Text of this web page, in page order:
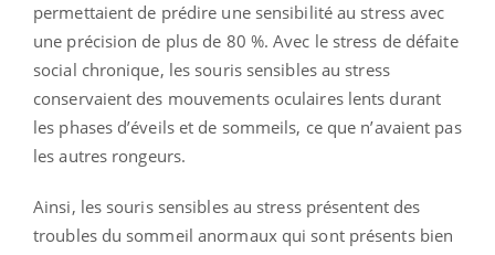
permettaient de prédire une sensibilité au stress avec
une précision de plus de 80 %. Avec le stress de défaite
social chronique, les souris sensibles au stress
conservaient des mouvements oculaires lents durant
les phases d’éveils et de sommeils, ce que n’avaient pas
les autres rongeurs.
Ainsi, les souris sensibles au stress présentent des
troubles du sommeil anormaux qui sont présents bien